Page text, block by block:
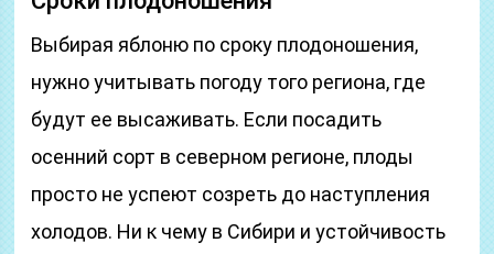
Выбирая яблоню по сроку плодоношения,
нужно учитывать погоду того региона, где
будут ее высаживать. Если посадить
осенний сорт в северном регионе, плоды
просто не успеют созреть до наступления
холодов. Ни к чему в Сибири и устойчивость